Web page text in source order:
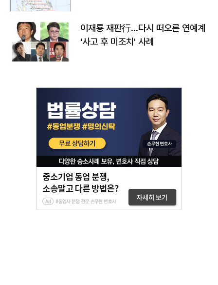
이재룡 재판行…다시 떠오른 연예계
'사고 후 미조치' 사례